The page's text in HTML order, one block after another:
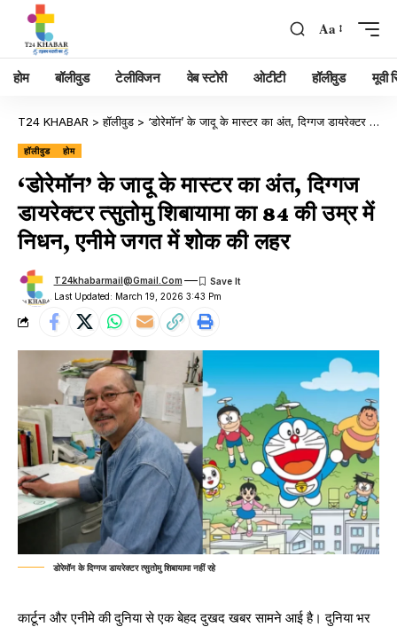
Aa
होम बॉलीवुड टेलीविजन वेब स्टोरी ओटीटी हॉलीवुड मूवी
T24 KHABAR >हॉलीवुड > ‘डोरेमॉन’ के जादू के मास्टर का अंत, दिग्गज डायरेक्टर त्सुतोमु शिबायामा का 84 की उम्र में निधन, एनीमे जगत में शोक की लहर
हॉलीवुड होम
‘डोरेमॉन’ के जादू के मास्टर का अंत, दिग्गज
डायरेक्टर त्सुतोमु शिबायामा का 84 की उम्र में
निधन, एनीमे जगत में शोक की लहर
Last Updated: March 19, 2026 3:43 Pm
T24khabarmail@gmail.com
डोरेमॉन के दिग्गज डायरेक्टर त्सुतोमु शिबायामा नहीं रहे
कार्टून और एनीमे की दुनिया से एक बेहद दुखद खबर सामने आई है। दुनिया भर